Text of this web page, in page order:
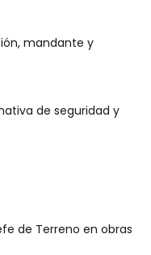
mandante y
de seguridad y
de Terreno en obras